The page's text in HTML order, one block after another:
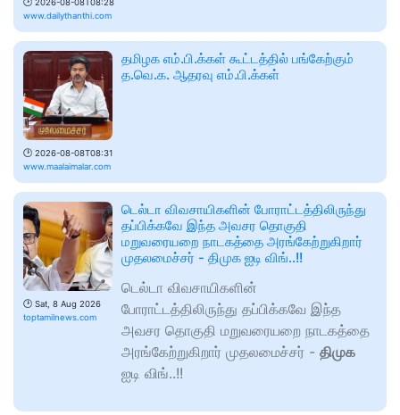
2026-08-08T08:28
www.dailythanthi.com
🕑 2026-08-08T08:31
www.maalaimalar.com
தமிழக எம்.பி.க்கள் கூட்டத்தில் பங்கேற்கும்
த.வெ.க. ஆதரவு எம்.பி.க்கள்
🕑 Sat, 8 Aug 2026
toptamilnews.com
டெல்டா விவசாயிகளின் போராட்டத்திலிருந்து
தப்பிக்கவே இந்த அவசர தொகுதி
மறுவரையறை நாடகத்தை அரங்கேற்றுகிறார்
முதலமைச்சர் - திமுக ஐடி விங்..!!
டெல்டா விவசாயிகளின்
போராட்டத்திலிருந்து தப்பிக்கவே இந்த
அவசர தொகுதி மறுவரையறை நாடகத்தை
அரங்கேற்றுகிறார் முதலமைச்சர் - திமுக
ஐடி விங்..!!